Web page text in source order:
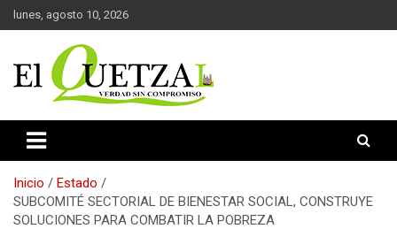
Saltar
al
lunes, agosto 10, 2026
El Quetzal de Cholula
Inicio
Estado
SUBCOMITÉ SECTORIAL DE BIENESTAR SOCIAL, CONSTRUYE
SOLUCIONES PARA COMBATIR LA POBREZA